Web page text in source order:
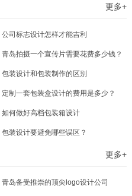
更多+
公司标志设计怎样才能吉利
青岛拍摄一个宣传片需要花费多少钱？
包装设计和包装制作的区别
定制一套包装盒设计的费用是多少？
如何做好高档包装箱设计
包装设计要避免哪些误区？
更多+
青岛备受推崇的顶尖logo设计公司